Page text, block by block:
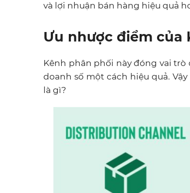
và lợi nhuận bán hàng hiệu quả
Ưu nhược điểm
Kênh phân phối này đóng vai
doanh số một cách hiệu quả.
là gì?